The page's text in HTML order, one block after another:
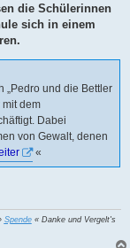
die Schülerinnen
sich in einem
„Pedro und die Bettler
dem
Dabei
von Gewalt, denen
«
Spende« Danke und Vergelt's